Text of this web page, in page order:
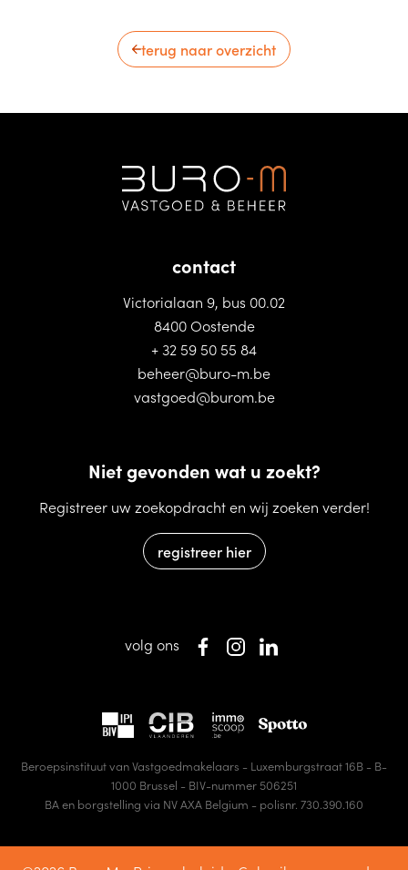
terug naar overzicht
contact
Victorialaan 9, bus 00.02
8400 Oostende
+ 32 59 50 55 84
beheer@buro-m.be
vastgoed@burom.be
Niet gevonden wat u zoekt?
Registreer uw zoekopdracht en wij zoeken verder!
registreer hier
Beroepsinstituut van Vastgoedmakelaars - Luxemburgstraat 16B - B-
1000 Brussel - BIV-nummer 506251
BA en borgstelling via NV AXA Belgium - polisnr. 730.390.160
volg ons